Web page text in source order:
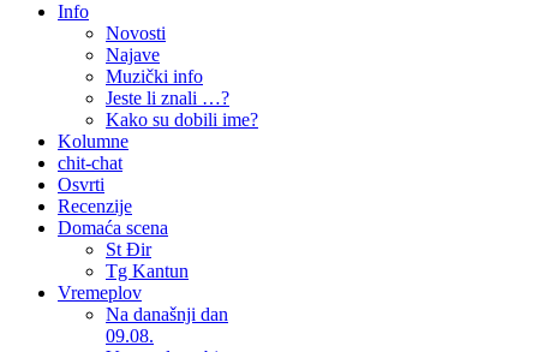
Autori
Info
Novosti
Najave
Muzički info
Jeste li znali …?
Kako su dobili ime?
Kolumne
chit-chat
Osvrti
Recenzije
Domaća scena
St Đir
Tg Kantun
Vremeplov
Na današnji dan
09.08.